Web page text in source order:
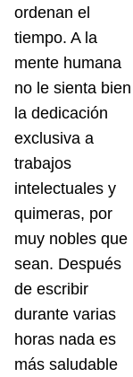
ordenan el
tiempo. A la
mente humana
no le sienta bien
la dedicación
exclusiva a
trabajos
intelectuales y
quimeras, por
muy nobles que
sean. Después
de escribir
durante varias
horas nada es
más saludable